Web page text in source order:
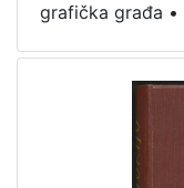
grafička građa •